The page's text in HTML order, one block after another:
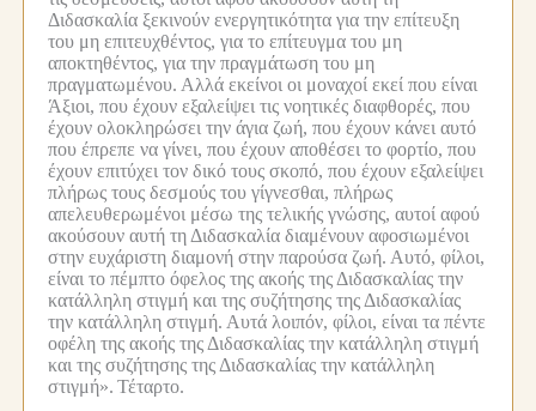
Διδασκαλία ξεκινούν ενεργητικότητα για την επίτευξη
του μη επιτευχθέντος, για το επίτευγμα του μη
αποκτηθέντος, για την πραγμάτωση του μη
πραγματωμένου. Αλλά εκείνοι οι μοναχοί εκεί που είναι
Άξιοι, που έχουν εξαλείψει τις νοητικές διαφθορές, που
έχουν ολοκληρώσει την άγια ζωή, που έχουν κάνει αυτό
που έπρεπε να γίνει, που έχουν αποθέσει το φορτίο, που
έχουν επιτύχει τον δικό τους σκοπό, που έχουν εξαλείψει
πλήρως τους δεσμούς του γίγνεσθαι, πλήρως
απελευθερωμένοι μέσω της τελικής γνώσης, αυτοί αφού
ακούσουν αυτή τη Διδασκαλία διαμένουν αφοσιωμένοι
στην ευχάριστη διαμονή στην παρούσα ζωή. Αυτό, φίλοι,
είναι το πέμπτο όφελος της ακοής της Διδασκαλίας την
κατάλληλη στιγμή και της συζήτησης της Διδασκαλίας
την κατάλληλη στιγμή. Αυτά λοιπόν, φίλοι, είναι τα πέντε
οφέλη της ακοής της Διδασκαλίας την κατάλληλη στιγμή
και της συζήτησης της Διδασκαλίας την κατάλληλη
στιγμή». Τέταρτο.